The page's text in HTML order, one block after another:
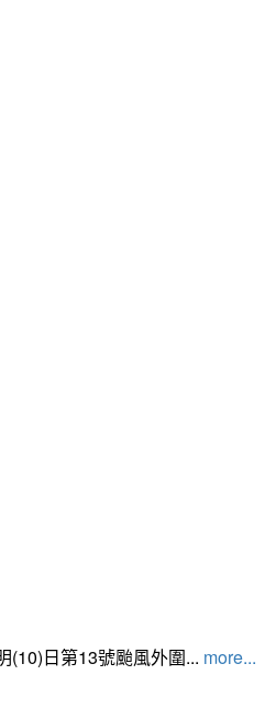
(10)日第13號颱風外圍... more...